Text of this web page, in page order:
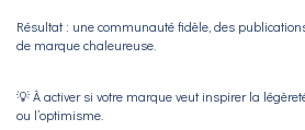
Résultat : une communauté fidèle, des
de marque chaleureuse.
💡À activer si votre marque veut inspirer la
ou l’optimisme.